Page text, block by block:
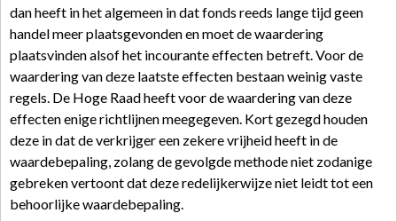
dan heeft in het algemeen in dat fonds reeds lange tijd geen
handel meer plaatsgevonden en moet de waardering
plaatsvinden alsof het incourante effecten betreft. Voor de
waardering van deze laatste effecten bestaan weinig vaste
regels. De Hoge Raad heeft voor de waardering van deze
effecten enige richtlijnen meegegeven. Kort gezegd houden
deze in dat de verkrijger een zekere vrijheid heeft in de
waardebepaling, zolang de gevolgde methode niet zodanige
gebreken vertoont dat deze redelijkerwijze niet leidt tot een
behoorlijke waardebepaling.